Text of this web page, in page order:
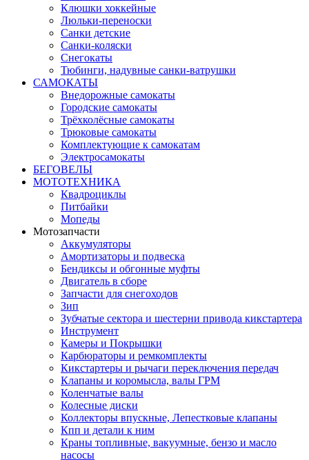
Клюшки хоккейные
Люльки-переноски
Санки детские
Санки-коляски
Снегокаты
Тюбинги, надувные санки-ватрушки
САМОКАТЫ
Внедорожные самокаты
Городские самокаты
Трёхколёсные самокаты
Трюковые самокаты
Комплектующие к самокатам
Электросамокаты
БЕГОВЕЛЫ
МОТОТЕХНИКА
Квадроциклы
Питбайки
Мопеды
Мотозапчасти
Аккумуляторы
Амортизаторы и подвеска
Бендиксы и обгонные муфты
Двигатель в сборе
Запчасти для снегоходов
Зип
Зубчатые сектора и шестерни привода кикстартера
Инструмент
Камеры и Покрышки
Карбюраторы и ремкомплекты
Кикстартеры и рычаги переключения передач
Клапаны и коромысла, валы ГРМ
Коленчатые валы
Колесные диски
Коллекторы впускные, Лепестковые клапаны
Кпп и детали к ним
Краны топливные, вакуумные, бензо и масло
насосы